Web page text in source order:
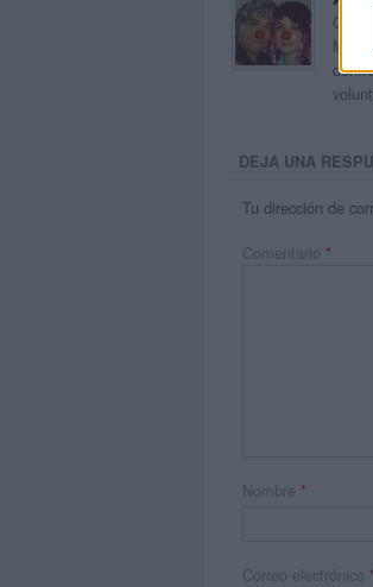
DEJA UNA
Tu dirección de
Comentario *
Nombre *
Correo electrónico *